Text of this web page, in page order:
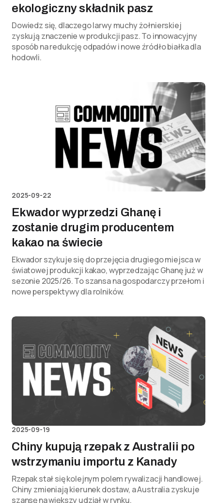
ekologiczny składnik pasz
Dowiedz się, dlaczego larwy muchy żołnierskiej
zyskują znaczenie w produkcji pasz. To innowacyjny
sposób na redukcję odpadów i nowe źródło białka dla
hodowli.
2025-09-22
Ekwador wyprzedzi Ghanę i
zostanie drugim producentem
kakao na świecie
Ekwador szykuje się do przejęcia drugiego miejsca w
światowej produkcji kakao, wyprzedzając Ghanę już w
sezonie 2025/26. To szansa na gospodarczy przełom i
nowe perspektywy dla rolników.
2025-09-19
Chiny kupują rzepak z Australii po
wstrzymaniu importu z Kanady
Rzepak stał się kolejnym polem rywalizacji handlowej.
Chiny zmieniają kierunek dostaw, a Australia zyskuje
szansę na większy udział w rynku.